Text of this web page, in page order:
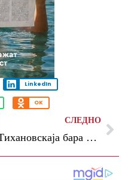
LinkedIn
OK
СЛЕДНО
Тихановскаја бара Белорусите да бидат внимателни, а меѓународната заедница проактивна по гласините дека Лукашенко е болен